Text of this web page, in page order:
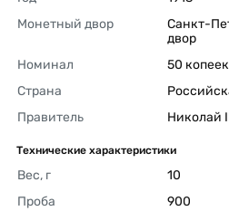
Монетный двор
Санкт-
двор
Номинал
50 копеек
Страна
Правитель
Николай
Технические характеристики
Вес, г
10
Проба
900